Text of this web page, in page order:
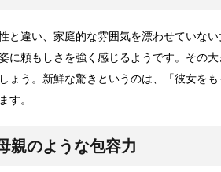
と違い、家庭的な雰囲気を漂わせていな
に頼もしさを強く感じるようです。その
ょう。新鮮な驚きというのは、「彼女を
す。
親のような包容力